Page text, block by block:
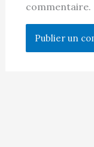
commentaire.